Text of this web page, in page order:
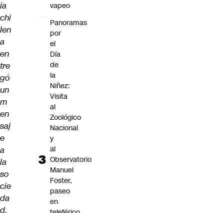
ia
chi
len
a
en
tre
gó
un
m
en
saj
e
a
la
so
cie
da
d.
vapeo
Panoramas
por
el
Día
de
la
Niñez:
Visita
al
Zoológico
Nacional
y
al
Observatorio
Manuel
Foster,
paseo
en